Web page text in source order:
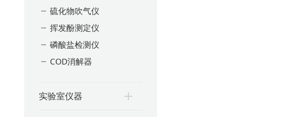
硫化物吹气仪
挥发酚测定仪
磷酸盐检测仪
COD消解器
实验室仪器